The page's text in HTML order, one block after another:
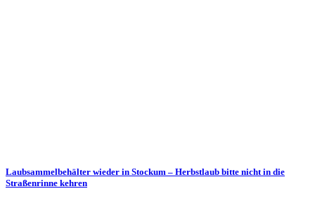
Laubsammelbehälter wieder in Stockum – Herbstlaub bitte nicht in die
Straßenrinne kehren